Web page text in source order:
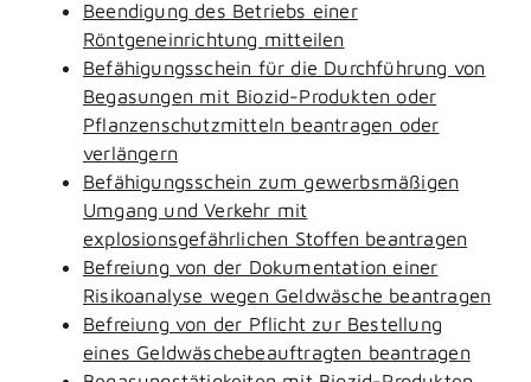
Beendigung des Betriebs einer
Röntgeneinrichtung mitteilen
Befähigungsschein für die Durchführung von
Begasungen mit Biozid-Produkten oder
Pflanzenschutzmitteln beantragen oder
verlängern
Befähigungsschein zum gewerbsmäßigen
Umgang und Verkehr mit
explosionsgefährlichen Stoffen beantragen
Befreiung von der Dokumentation einer
Risikoanalyse wegen Geldwäsche beantragen
Befreiung von der Pflicht zur Bestellung
eines Geldwäschebeauftragten beantragen